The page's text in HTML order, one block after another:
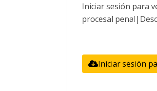
Iniciar sesión para
procesal
Iniciar sesión